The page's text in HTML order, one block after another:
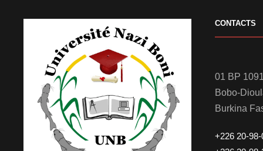
CONTACTS
01 BP
Bobo-
Burkina
+226 20-